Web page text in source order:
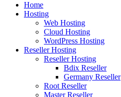
Home
Hosting
Web Hosting
Cloud Hosting
WordPress Hosting
Reseller Hosting
Reseller Hosting
Bdix Reseller
Germany Reseller
Root Reseller
Master Reseller